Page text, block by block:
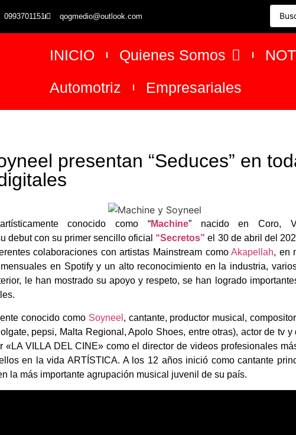
0993701151 qogmedio@outlook.com
INICIO Quienes Somos
Automotriz
Empresariales
presentan “Seduces” en
conocido como “Machine” nacido en Coro,
debut con su primer sencillo oficial “Secretos” el 30 de abril del
colaboraciones con artistas Mainstream comoAkapellah, en
en Spotify y un alto reconocimiento en la industria,
le han mostrado su apoyo y respeto, se han logrado
conocido como Soyneel , cantante, productor musical,
pepsi, Malta Regional, Apolo Shoes, entre otras), actor de tv
«LA VILLA DEL CINE» como el director de videos profesionales
en la vida ARTÍSTICA. A los 12 años inició como cantante
la más importante agrupación musical juvenil de su país.